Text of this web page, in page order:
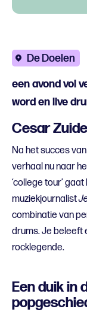
De Doelen
een avond vol
word en live
Cesar
Na het succes
verhaal nu naar
‘college tour’
muziekjournalist
combinatie van
drums. Je beleeft
rocklegende.
Een duik in